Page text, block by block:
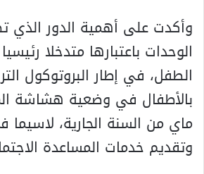
وأكدت على أهمية الدور
الوحدات باعتبارها متدخلا
الطفل، في إطار البروتوكول
ماي من السنة الجارية، لاسيما
وتقديم خدمات المساعدة